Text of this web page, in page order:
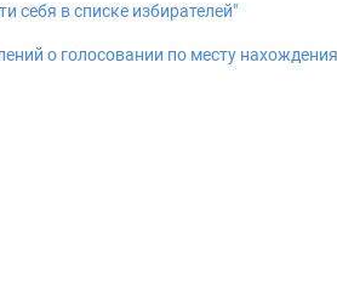
себя в списке избирателей"
о голосовании по месту